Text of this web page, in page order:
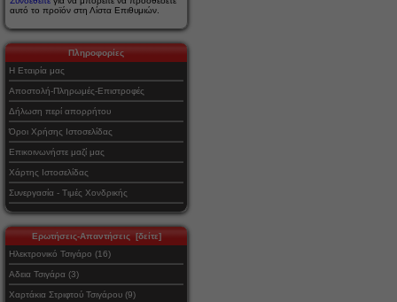
αυτό το προϊόν στη Λίστα Επιθυμιών.
Πληροφορίες
Η Εταιρία μας
Αποστολή-Πληρωμές-Επιστροφές
Δήλωση περί απορρήτου
Όροι Χρήσης Ιστοσελίδας
Επικοινωνήστε μαζί μας
Χάρτης Ιστοσελίδας
Συνεργασία - Τιμές Χονδρικής
Ερωτήσεις-Απαντήσεις [δείτε]
Ηλεκτρονικό Τσιγάρο (16)
Αδεια Τσιγάρα (3)
Χαρτάκια Στριφτού Τσιγάρου (9)